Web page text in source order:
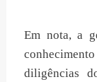
Em nota, a
diligências